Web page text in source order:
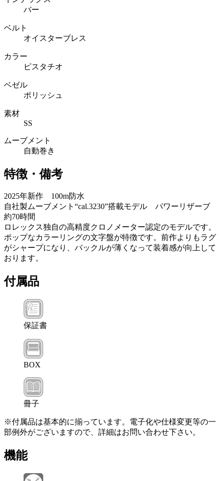
バー
ベルト
オイスターブレス
カラー
ピスタチオ
ベゼル
ポリッシュ
素材
SS
ムーブメント
自動巻き
特徴・備考
2025年新作 100m防水
自社製ムーブメント“cal.3230”搭載モデル パワーリザーブ
約70時間
ロレックス独自の高精度クロノメーター認定のモデルです。
ポップなカラーリングの文字盤が特徴です。前作よりもラグ
がシャープになり、バックルが薄くなって装着感が向上して
おります。
付属品
保証書
BOX
冊子
※付属品は基本的に揃っています。電子化や仕様変更等の一
部例外がございますので、詳細はお問い合わせ下さい。
機能